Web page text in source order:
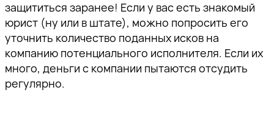
защититься заранее! Если у вас есть знакомый
юрист (ну или в штате), можно попросить его
уточнить количество поданных исков на
компанию потенциального исполнителя. Если их
много, деньги с компании пытаются отсудить
регулярно.